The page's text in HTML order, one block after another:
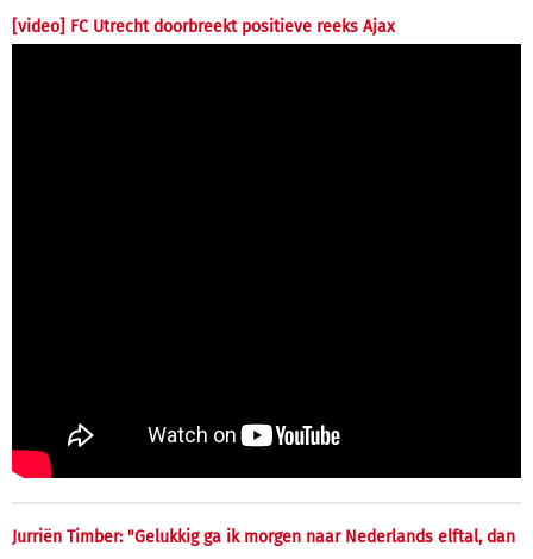
[video] FC Utrecht doorbreekt positieve reeks Ajax
Jurriën Timber: "Gelukkig ga ik morgen naar Nederlands elftal, dan